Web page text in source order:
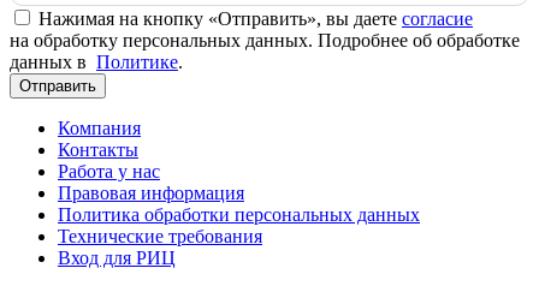
Нажимая на кнопку «Отправить», вы даете согласие
на обработку персональных данных. Подробнее об обработке
данных в Политике.
Отправить
Компания
Контакты
Работа у нас
Правовая информация
Политика обработки персональных данных
Технические требования
Вход для РИЦ